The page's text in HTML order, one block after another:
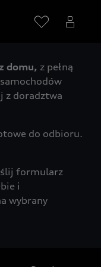
domu, z pełną
z doradztwa
do odbioru.
formularz
i
wybrany